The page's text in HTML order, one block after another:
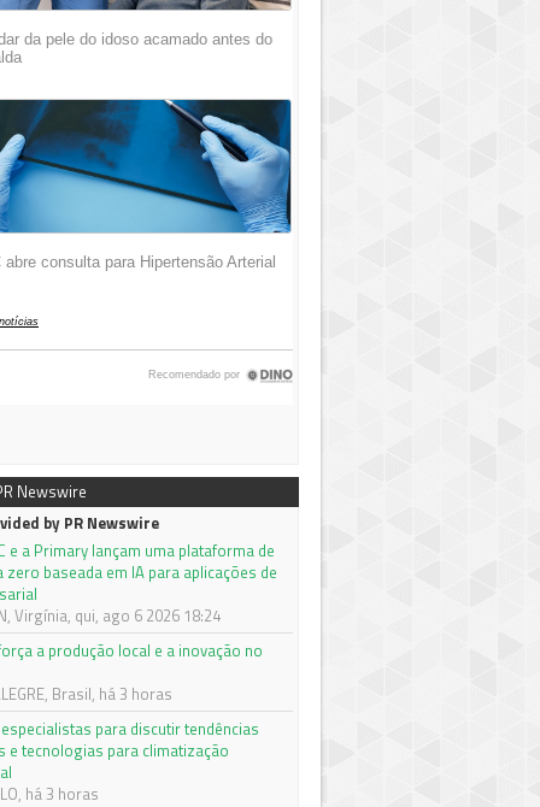
Newswire
by PR Newswire
e a Primary lançam uma plataforma de
zero baseada em IA para aplicações de
Virgínia, qui, ago 6 2026 18:24
a produção local e a inovação no
Brasil, há 3 horas
para discutir tendências
e tecnologias para climatização
há 3 horas